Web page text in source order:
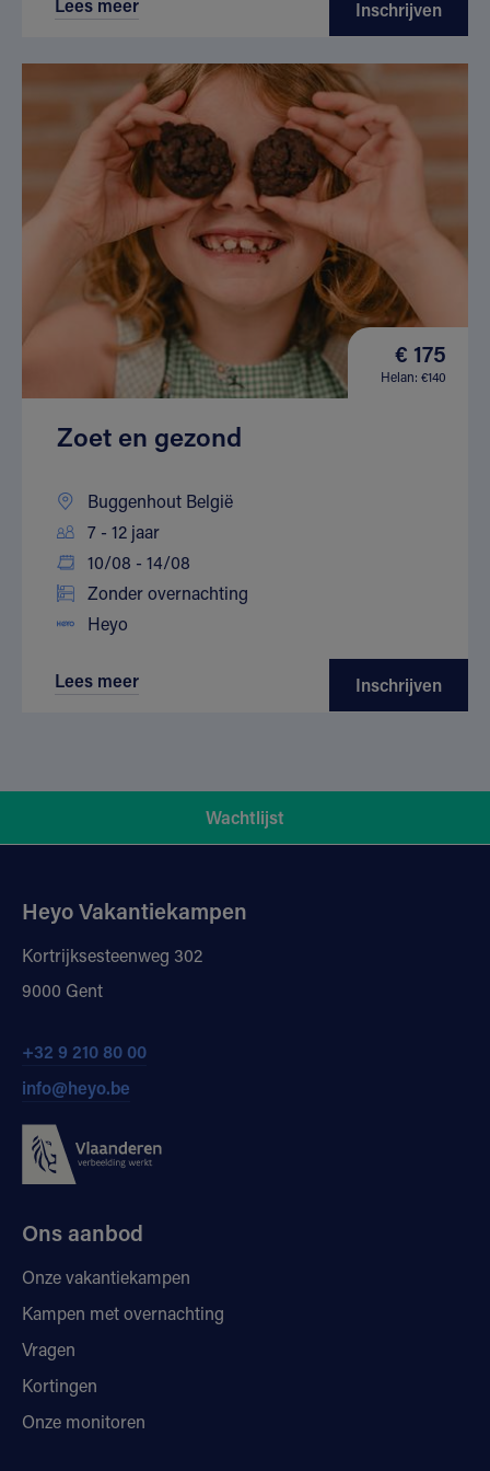
Inschrijven
€ 175
Helan: €140
Zoet en gezond
Buggenhout België
7 - 12 jaar
10/08 - 14/08
Zonder overnachting
Heyo
Lees meer Inschrijven
Wachtlijst
Heyo Vakantiekampen
Kortrijksesteenweg 302
9000 Gent
+32 9 210 80 00
info@heyo.be
Ons aanbod
Onze vakantiekampen
Kampen met overnachting
Vragen
Kortingen
Onze monitoren